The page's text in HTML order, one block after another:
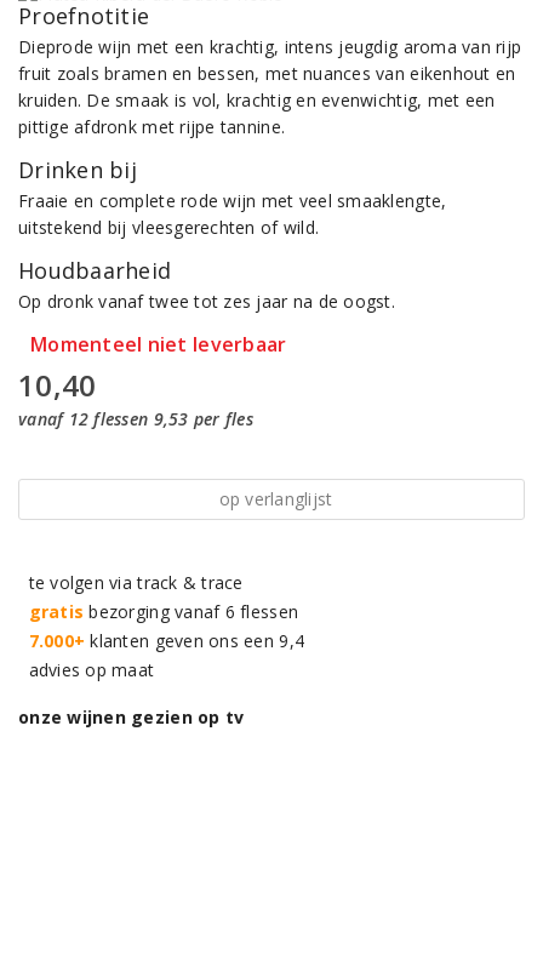
Proefnotitie
Dieprode wijn met een krachtig, intens jeugdig aroma van rijp
fruit zoals bramen en bessen, met nuances van eikenhout en
kruiden. De smaak is vol, krachtig en evenwichtig, met een
pittige afdronk met rijpe tannine.
Drinken bij
Fraaie en complete rode wijn met veel smaaklengte,
uitstekend bij vleesgerechten of wild.
Houdbaarheid
Op dronk vanaf twee tot zes jaar na de oogst.
Momenteel niet leverbaar
10,40
vanaf 12 flessen 9,53 per fles
op verlanglijst
te volgen via track & trace
gratis bezorging vanaf 6 flessen
7.000+ klanten geven ons een 9,4
advies op maat
onze wijnen gezien op tv